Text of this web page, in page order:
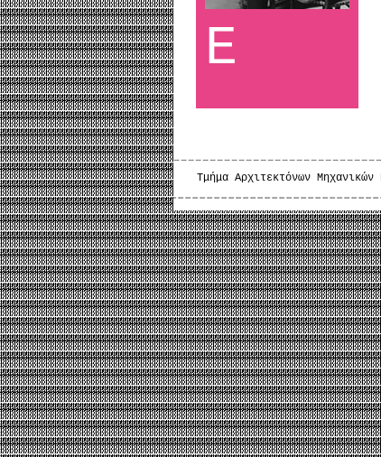
Ε
Τμήμα Αρχιτεκτόνων